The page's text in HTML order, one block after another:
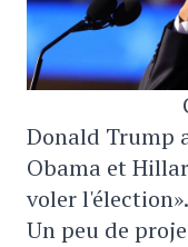
Donald Trump
Obama et
voler l'élection».
Un peu de